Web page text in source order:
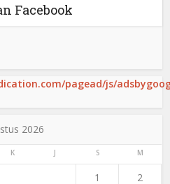
Facebook
pagead/js/
2026
K J S M
1 2